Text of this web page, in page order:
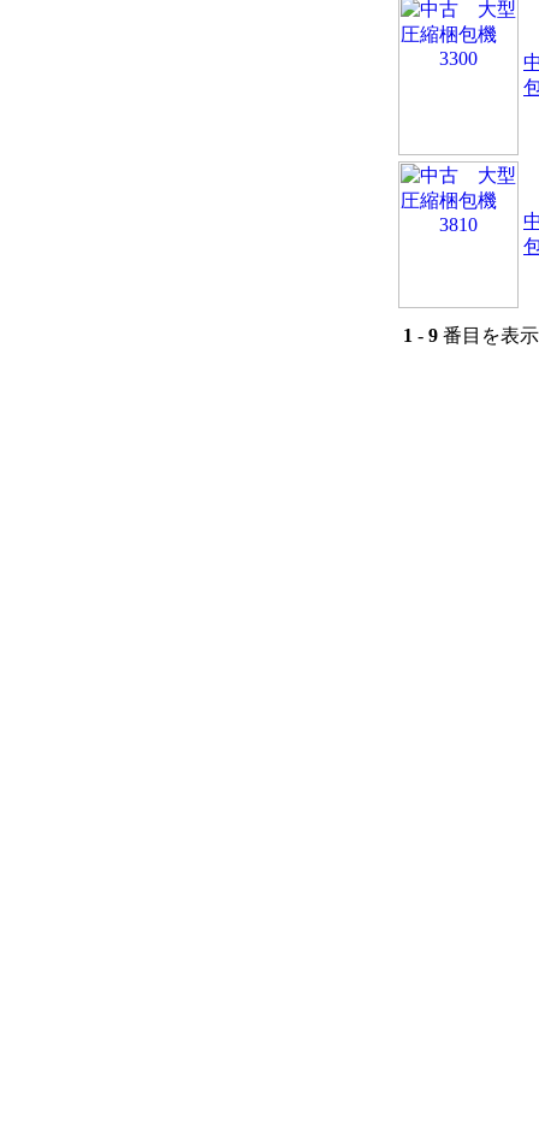
1 - 9 番目を表